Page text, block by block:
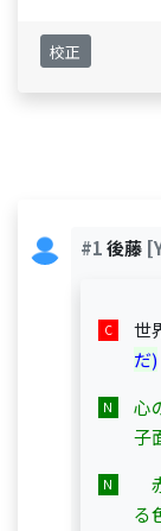
校正
#1後藤
世
だ)
心
子
る